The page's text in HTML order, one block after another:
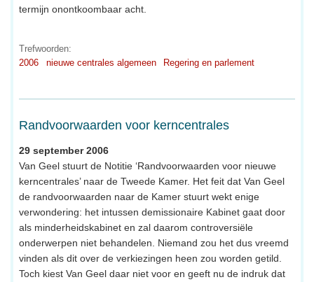
termijn onontkoombaar acht.
Trefwoorden:
2006
nieuwe centrales algemeen Regering en parlement
Randvoorwaarden voor kerncentrales
29 september 2006
Van Geel stuurt de Notitie ‘Randvoorwaarden voor nieuwe
kerncentrales’ naar de Tweede Kamer. Het feit dat Van Geel
de randvoorwaarden naar de Kamer stuurt wekt enige
verwondering: het intussen demissionaire Kabinet gaat door
als minderheidskabinet en zal daarom controversiële
onderwerpen niet behandelen. Niemand zou het dus vreemd
vinden als dit over de verkiezingen heen zou worden getild.
Toch kiest Van Geel daar niet voor en geeft nu de indruk dat